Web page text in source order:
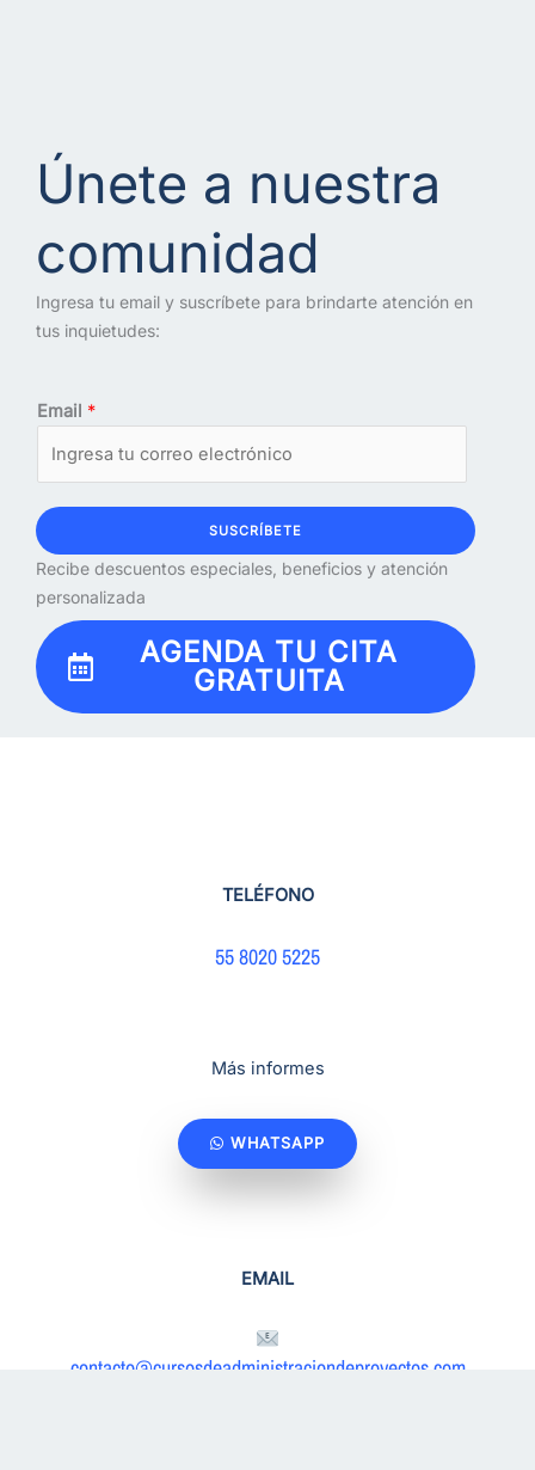
Únete a nuestra
comunidad
Ingresa tu email y suscríbete para brindarte atención en
tus inquietudes:
Email *
SUSCRÍBETE
Recibe descuentos especiales, beneficios y atención
personalizada
AGENDA TU CITA
GRATUITA
TELÉFONO
55 8020 5225
Más informes
WHATSAPP
EMAIL
contacto@cursosdeadministraciondeproyectos.com